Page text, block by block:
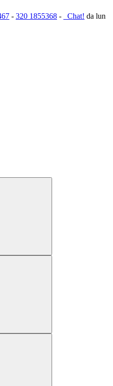
- 320 1855368 - Chat! da lun